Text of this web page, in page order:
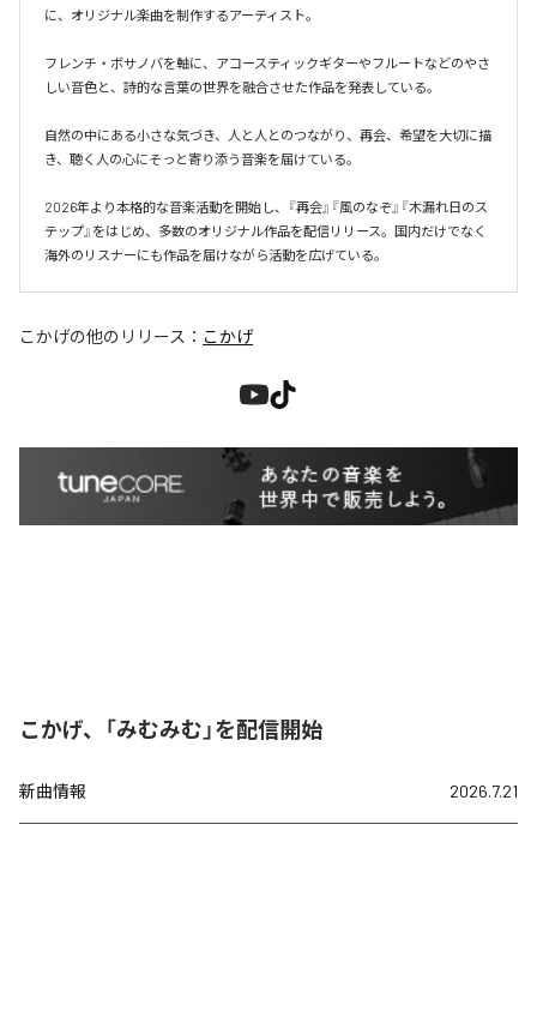
に、オリジナル楽曲を制作するアーティスト。
フレンチ・ボサノバを軸に、アコースティックギターやフルートなどのやさ
しい音色と、詩的な言葉の世界を融合させた作品を発表している。
自然の中にある小さな気づき、人と人とのつながり、再会、希望を大切に描
き、聴く人の心にそっと寄り添う音楽を届けている。
2026年より本格的な音楽活動を開始し、『再会』『風のなぞ』『木漏れ日のス
テップ』をはじめ、多数のオリジナル作品を配信リリース。国内だけでなく
海外のリスナーにも作品を届けながら活動を広げている。
こかげの他のリリース： こかげ
こかげ、「みむみむ」を配信開始
新曲情報 2026.7.21